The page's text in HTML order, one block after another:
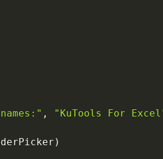
, "KuTools For
)